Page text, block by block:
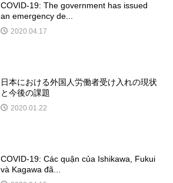
COVID-19: The government has issued
an emergency de...
2020.04.17
日本における外国人労働者受け入れの現状
と今後の課題
2020.01.22
COVID-19: Các quận của Ishikawa, Fukui
và Kagawa đã...